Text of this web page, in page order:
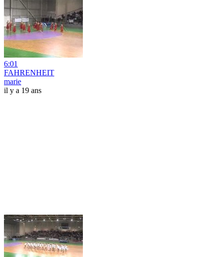
6:01
FAHRENHEIT
marie
il y a 19 ans